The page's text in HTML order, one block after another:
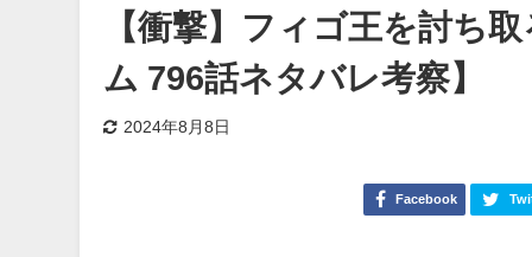
【衝撃】フィゴ王を討ち
ム 796話ネタバレ考察】
2024年8月8日
Facebook